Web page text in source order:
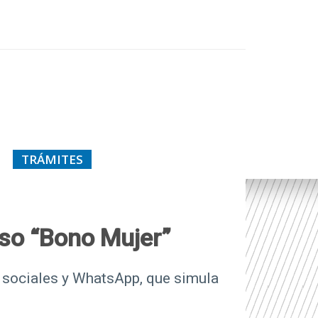
TRÁMITES
“Bono Mujer”
y WhatsApp, que simula